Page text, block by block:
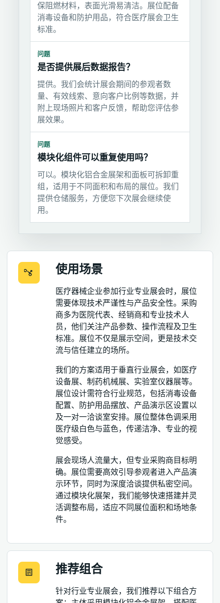
保阻燃材料，表面光滑易清洁。展位配备
消毒设备和防护用品，符合医疗展会卫生
标准。
问题
是否提供展后数据报告？
提供。我们会统计展会期间的参观者数
量、有效线索、意向客户比例等数据，并
附上现场照片和客户反馈，帮助您评估参
展效果。
问题
模块化组件可以重复使用吗？
可以。模块化铝合金展架和面板可拆卸重
组，适用于不同面积和布局的展位。我们
提供仓储服务，方便您下次展会继续使
用。
使用场景
医疗器械企业参加行业专业展会时，展位
需要体现技术严谨性与产品安全性。采购
商多为医院代表、经销商和专业技术人
员，他们关注产品参数、操作流程及卫生
标准。展位不仅是展示空间，更是技术交
流与信任建立的场所。
我们的方案适用于垂直行业展会，如医疗
设备展、制药机械展、实验室仪器展等。
展位设计需符合行业规范，包括消毒设备
配置、防护用品摆放、产品演示区设置以
及一对一洽谈室安排。展位整体色调采用
医疗级白色与蓝色，传递洁净、专业的视
觉感受。
展会现场人流量大，但专业采购商目标明
确。展位需要高效引导参观者进入产品演
示环节，同时为深度洽谈提供私密空间。
通过模块化展架，我们能够快速搭建并灵
活调整布局，适应不同展位面积和场地条
件。
推荐组合
针对行业专业展会，我们推荐以下组合方